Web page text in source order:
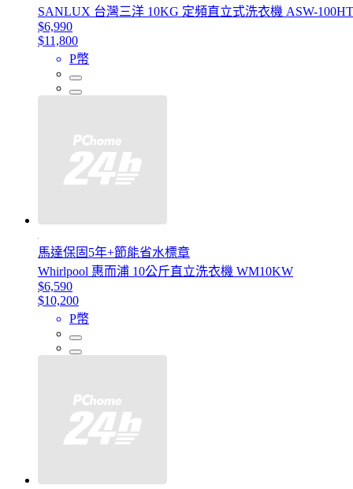
SANLUX 台灣三洋 10KG 定頻直立式洗衣機 ASW-
$6,990
$11,800
P幣
馬達保固5年+節能省水標章
Whirlpool 惠而浦 10公斤直立洗衣機 WM10KW
$6,590
$10,200
P幣